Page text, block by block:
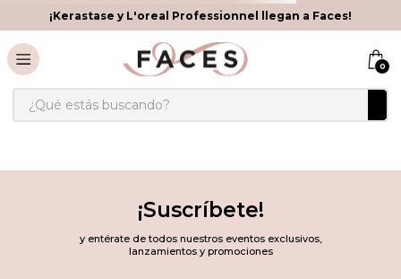
¡Kerastase y L'oreal Professionnel llegan a Faces!
0
¿Qué estás buscando?
¡Suscríbete!
y entérate de todos nuestros eventos exclusivos,
lanzamientos y promociones